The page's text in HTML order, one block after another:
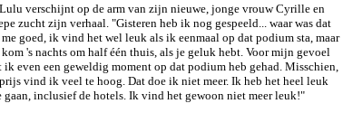
verschijnt op de arm van zijn nieuwe, jonge vrouw Cyrille en
zucht zijn verhaal. "Gisteren heb ik nog gespeeld... waar was dat
goed, ik vind het wel leuk als ik eenmaal op dat podium sta, maar
's nachts om half één thuis, als je geluk hebt. Voor mijn gevoel
even een geweldig moment op dat podium heb gehad. Misschien,
vind ik veel te hoog. Dat doe ik niet meer. Ik heb het heel leuk
gaan, inclusief de hotels. Ik vind het gewoon niet meer leuk!"